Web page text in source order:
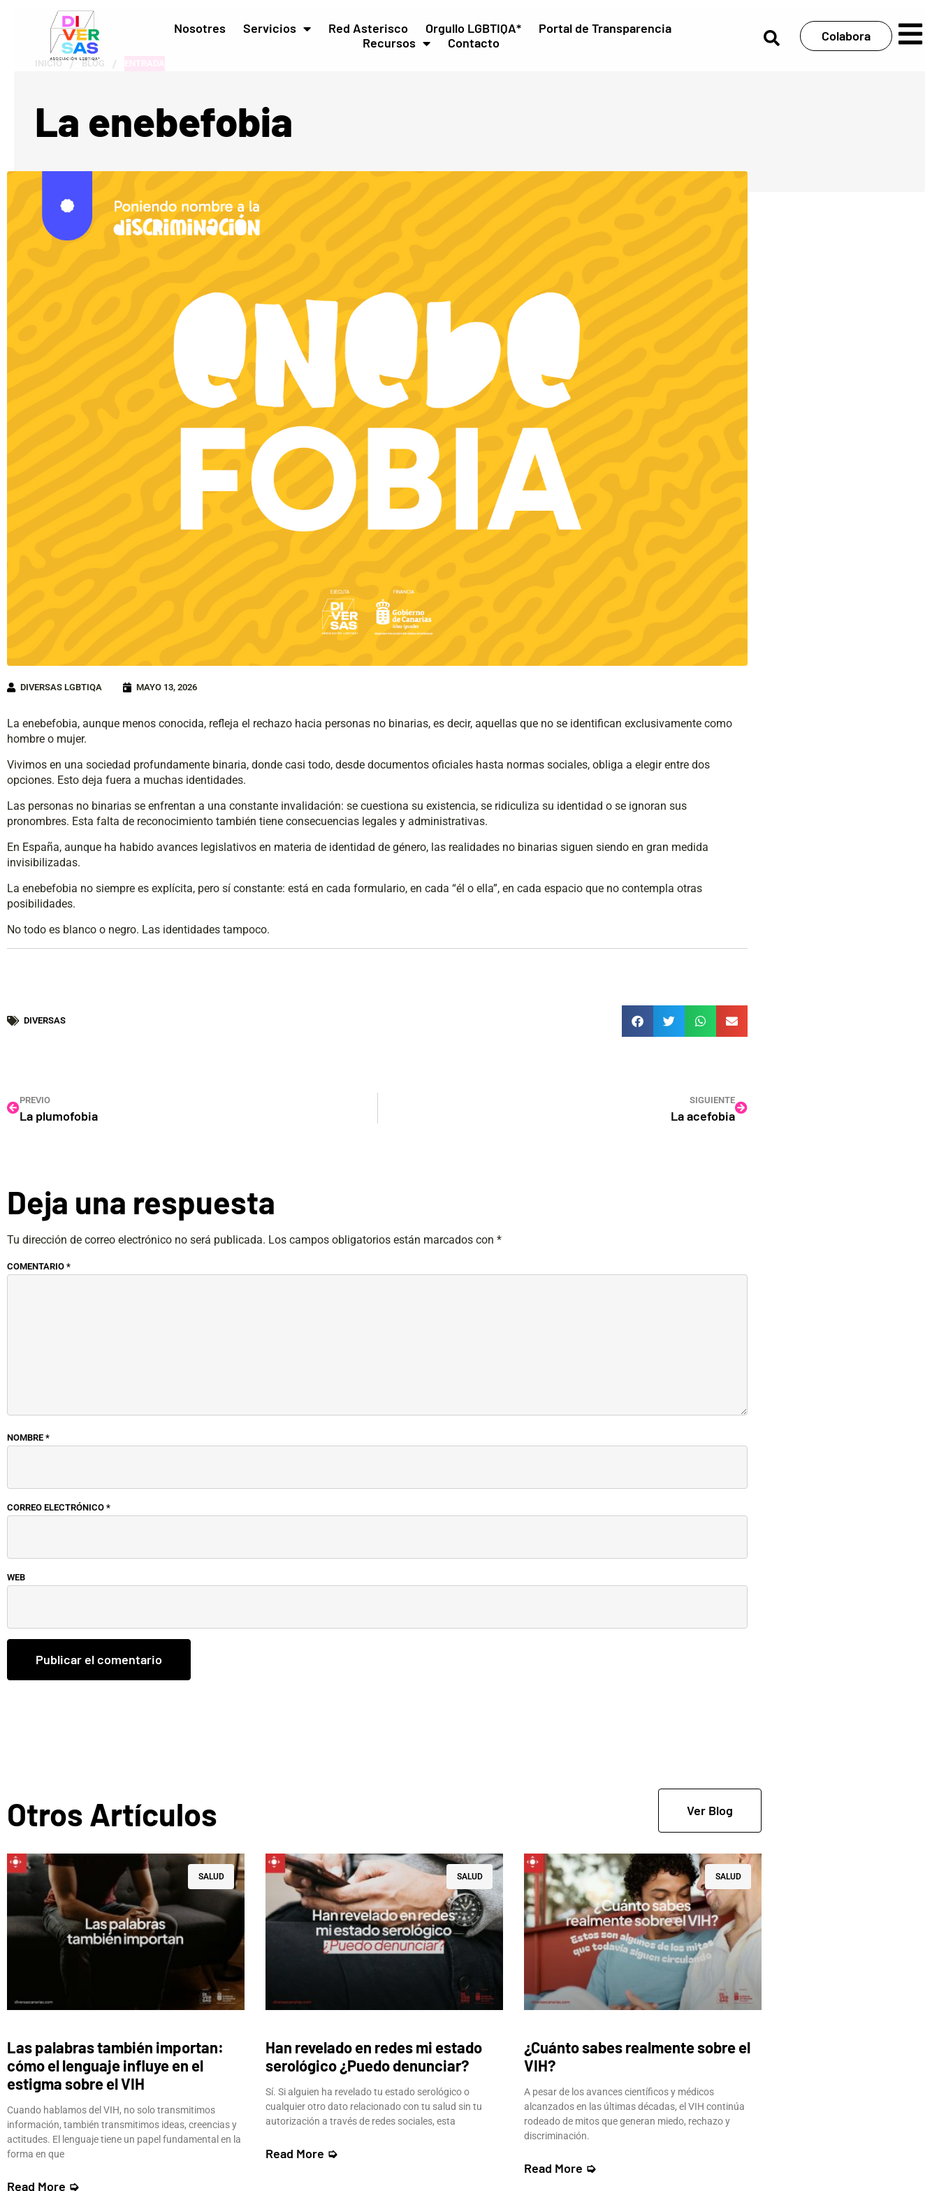
Nosotres Servicios Red Asterisco Orgullo LGBTIQA*
Portal de Transparencia
Recursos
Contacto Colabora
INICIO / BLOG /
La enebefobia
DIVERSAS LGBTIQA MAYO 13, 2026
La enebefobia, aunque menos conocida, refleja el rechazo hacia personas no binarias, es decir, aquellas que no se identifican exclusivamente como
hombre o mujer.
Vivimos en una sociedad profundamente binaria, donde casi todo, desde documentos oficiales hasta normas sociales, obliga a elegir entre dos
opciones. Esto deja fuera a muchas identidades.
Las personas no binarias se enfrentan a una constante invalidación: se cuestiona su existencia, se ridiculiza su identidad o se ignoran sus
pronombres. Esta falta de reconocimiento también tiene consecuencias legales y administrativas.
En España, aunque ha habido avances legislativos en materia de identidad de género, las realidades no binarias siguen siendo en gran medida
invisibilizadas.
La enebefobia no siempre es explícita, pero sí constante: está en cada formulario, en cada “él o ella”, en cada espacio que no contempla otras
posibilidades.
No todo es blanco o negro. Las identidades tampoco.
DIVERSAS
PREVIO
La plumofobia
SIGUIENTE
La acefobia
Deja una respuesta
Tu dirección de correo electrónico no será publicada. Los campos obligatorios están marcados con *
COMENTARIO *
NOMBRE *
CORREO ELECTRÓNICO *
WEB
Otros Artículos Ver Blog
SALUD
Las palabras también importan:
cómo el lenguaje influye en el
estigma sobre el VIH
Cuando hablamos del VIH, no solo transmitimos
información, también transmitimos ideas, creencias y
actitudes. El lenguaje tiene un papel fundamental en la
forma en que
Read More ➭
SALUD
Han revelado en redes mi estado
serológico ¿Puedo denunciar?
Sí. Si alguien ha revelado tu estado serológico o
cualquier otro dato relacionado con tu salud sin tu
autorización a través de redes sociales, esta
Read More ➭
SALUD
¿Cuánto sabes realmente sobre el
VIH?
A pesar de los avances científicos y médicos
alcanzados en las últimas décadas, el VIH continúa
rodeado de mitos que generan miedo, rechazo y
discriminación.
Read More ➭